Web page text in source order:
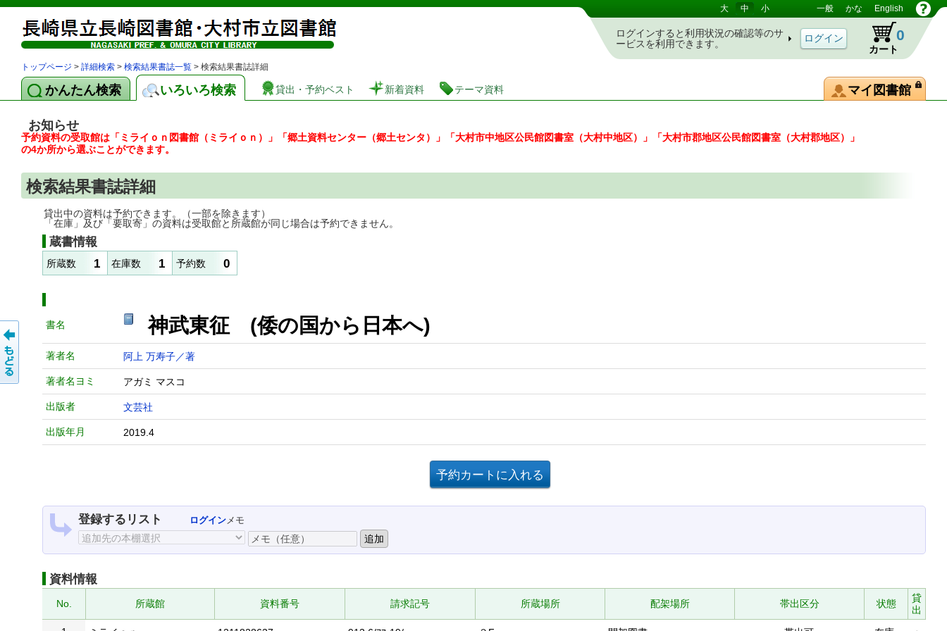
図書館 蔵書検索・予約システム 大 中 小 一般 かな English
ログインすると利用状況の確認等のサ
ービスを利用できます。
カート
0
トップページ > 詳細検索 > 検索結果書誌一覧 > 検索結果書誌詳細
かんたん検索 いろいろ検索 貸出・予約ベスト 新着資料 テーマ資料 マイ図書館
お知らせ
予約資料の受取館は「ミライｏｎ図書館（ミライｏｎ）」「郷土資料センター（郷土センタ）」「大村市中地区公民館図書室（大村中地区）」「大村市郡地区公民館図書室（大村郡地区）」
の4か所から選ぶことができます。
検索結果書誌詳細
貸出中の資料は予約できます。（一部を除きます）
「在庫」及び「要取寄」の資料は受取館と所蔵館が同じ場合は予約できません。
蔵書情報
所蔵数 1 在庫数 1 予約数 0
書名 神武東征 (倭の国から日本へ)
著者名 阿上 万寿子／著
著者名ヨミ アガミ マスコ
出版者 文芸社
出版年月 2019.4
登録するリスト ログインメモ
資料情報
No. 所蔵館 資料番号 請求記号 所蔵場所 配架場所 帯出区分 状態
貸
出